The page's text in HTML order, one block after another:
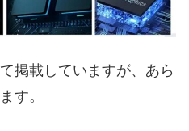
掲載していますが、あら
す。